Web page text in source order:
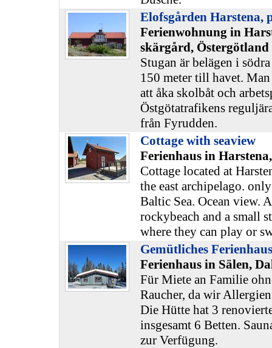
Elofsgården Harstena,
Ferienwohnung in
skärgård, Östergötland
Stugan är belägen i
150 meter till havet.
att åka skolbåt och
Östgötatrafikens
från Fyrudden.
Cottage with seaview
Ferienhaus in
Cottage located at
the east archipelago.
Baltic Sea. Ocean view.
rockybeach and a small
where they can play or
Gemütliches
Ferienhaus in Sälen,
Für Miete an Familie
Raucher, da wir
Die Hütte hat 3
insgesamt 6 Betten.
zur Verfügung.